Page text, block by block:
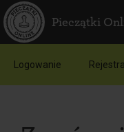
Pieczątki
Logowanie